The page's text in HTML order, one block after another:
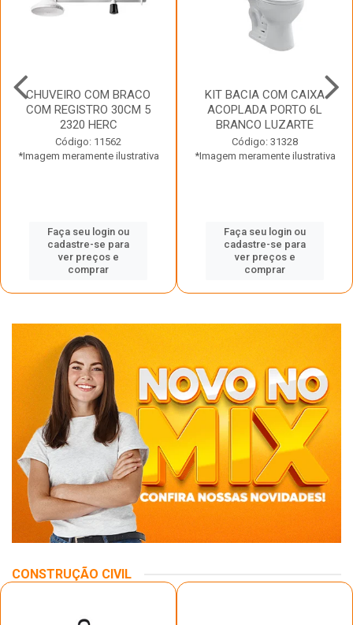
CHUVEIRO COM BRACO
COM REGISTRO 30CM 5
2320 HERC
Código: 11562
*Imagem meramente ilustrativa
Faça seu login ou
cadastre-se para
ver preços e
comprar
KIT BACIA COM CAIXA
ACOPLADA PORTO 6L
BRANCO LUZARTE
Código: 31328
*Imagem meramente ilustrativa
Faça seu login ou
cadastre-se para
ver preços e
comprar
CONSTRUÇÃO CIVIL